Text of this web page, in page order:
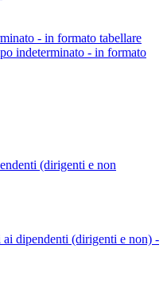
- in formato tabellare
indeterminato - in formato
(dirigenti e non
dipendenti (dirigenti e non) -